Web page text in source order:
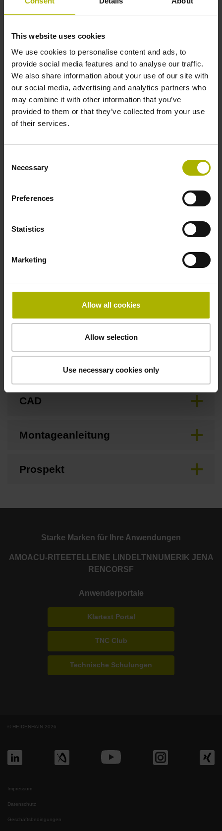
This website uses cookies
We use cookies to personalise content and ads, to
provide social media features and to analyse our traffic.
We also share information about your use of our site with
our social media, advertising and analytics partners who
may combine it with other information that you’ve
provided to them or that they’ve collected from your use
of their services.
Selection
Necessary
Preferences
Statistics
Marketing
Allow all cookies
Allow selection
Use necessary cookies only
Koeffizient
~ 10·10-6K-1 Stahl
Teilungsperiode
Downloads / CAD / Montage
Anschlussmaße
CAD
Montageanleitung
Prospekt
Starke Marken für Ihre Anwendungen
AMOACU-RITE ETEL LEINE LINDE LTN NUMERIK JENA
RENCORSF
Anwenderportale
Klartext Portal
TNC Club
Technische Schulungen
© HEIDENHAIN 2026
Impressum
Datenschutz
Geschäftsbedingungen